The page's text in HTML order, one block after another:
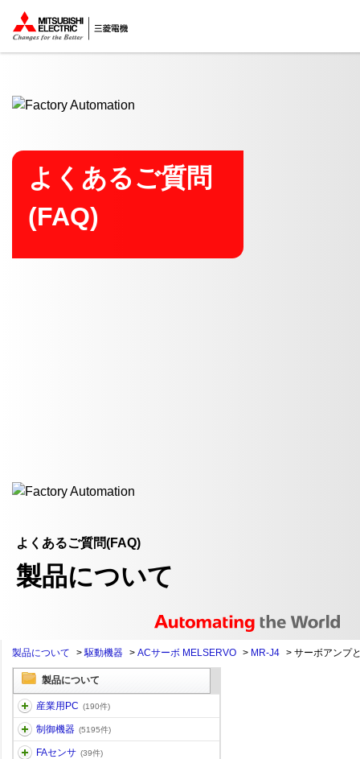
ここから本文
よくあるご質問
(FAQ)
よくあるご質問(FAQ)
製品について
製品について >駆動機器 > ACサーボ MELSERVO > MR-J4 > サーボアンプ
製品について
産業用PC (190件)
制御機器 (5195件)
FAセンサ (39件)